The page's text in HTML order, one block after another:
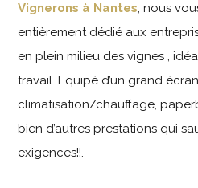
Vignerons à Nantes, nous
entièrement dédié aux
en plein milieu des vignes ,
travail. Equipé d’un grand
climatisation/chauffage,
bien d’autres prestations qui
exigences!!.